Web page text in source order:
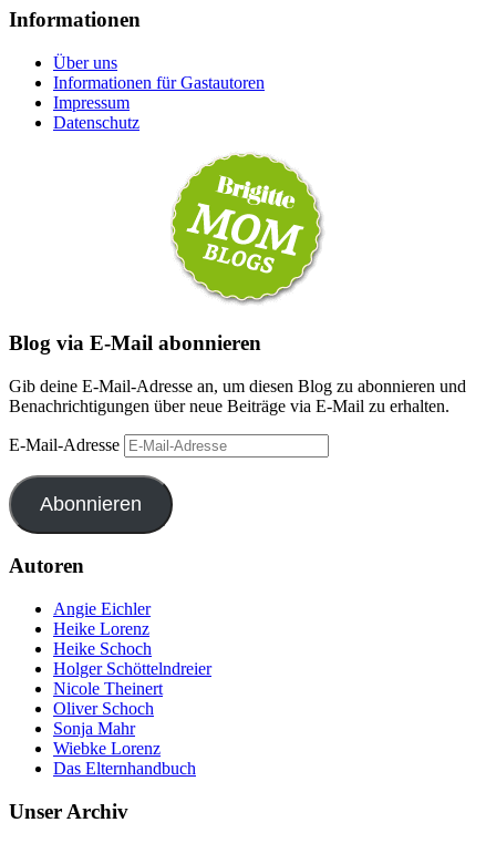
Informationen
Über uns
Informationen für Gastautoren
Impressum
Datenschutz
Blog via E-Mail abonnieren
Gib deine E-Mail-Adresse an, um diesen Blog zu abonnieren und
Benachrichtigungen über neue Beiträge via E-Mail zu erhalten.
E-Mail-Adresse
Abonnieren
Autoren
Angie Eichler
Heike Lorenz
Heike Schoch
Holger Schöttelndreier
Nicole Theinert
Oliver Schoch
Sonja Mahr
Wiebke Lorenz
Das Elternhandbuch
Unser Archiv